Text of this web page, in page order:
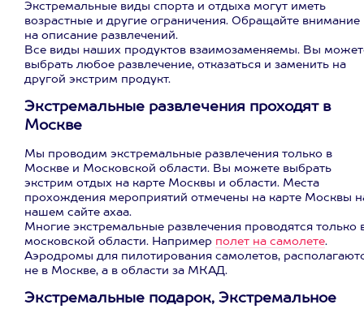
Экстремальные виды спорта и отдыха могут иметь
возрастные и другие ограничения. Обращайте внимание
на описание развлечений.
Все виды наших продуктов взаимозаменяемы. Вы
выбрать любое развлечение, отказаться и заменить на
другой экстрим продукт.
Экстремальные развлечения проходят в
Москве
Мы проводим экстремальные развлечения только в
Москве и Московской области. Вы можете выбрать
экстрим отдых на карте Москвы и области. Места
прохождения мероприятий отмечены на карте Москвы
нашем сайте ахаа.
Многие экстремальные развлечения проводятся только
московской области. Например полет на самолете.
Аэродромы для пилотирования самолетов,
не в Москве, а в области за МКАД.
Экстремальные подарок, Экстремальное